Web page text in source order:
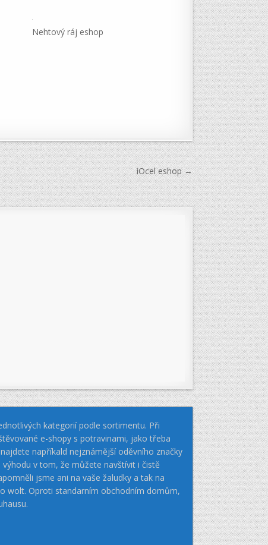
Nehtový ráj eshop
iOcel eshop →
kategorií podle sortimentu. Při
e-shopy s potravinami, jako třeba
napříkald nejznámější oděvního značky
v tom, že můžete navštívit i čistě
jsme ani na vaše žaludky a tak na
wolt. Oproti standarním obchodním domům,